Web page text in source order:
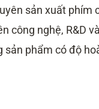
sản xuất phím
công nghệ, R&D
phẩm có độ